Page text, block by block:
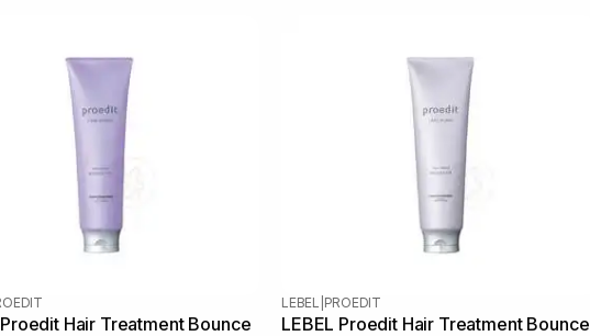
Hair Treatment Bounce
LEBEL PROEDIT
LEBEL Proedit Hair Treatment Bounce